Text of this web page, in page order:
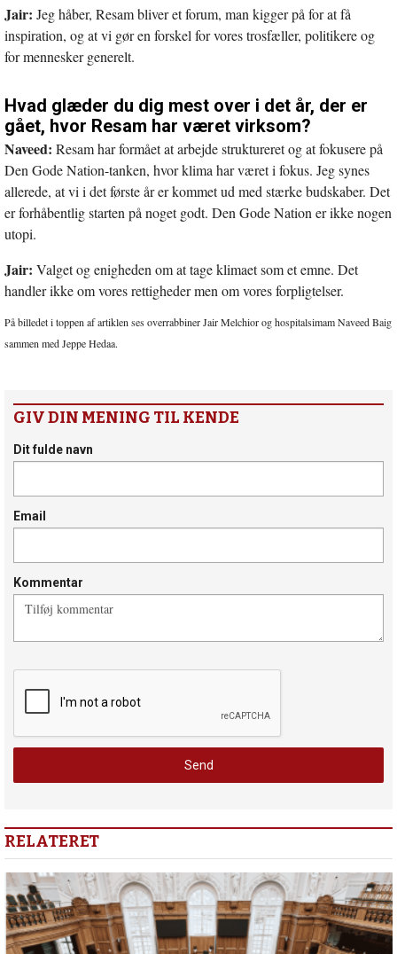
Jair: Jeg håber, Resam bliver et forum, man kigger på for at få
inspiration, og at vi gør en forskel for vores trosfæller, politikere og
for mennesker generelt.
Hvad glæder du dig mest over i det år, der er
gået, hvor Resam har været virksom?
Naveed: Resam har formået at arbejde struktureret og at fokusere på
Den Gode Nation-tanken, hvor klima har været i fokus. Jeg synes
allerede, at vi i det første år er kommet ud med stærke budskaber. Det
er forhåbentlig starten på noget godt. Den Gode Nation er ikke nogen
utopi.
Jair: Valget og enigheden om at tage klimaet som et emne. Det
handler ikke om vores rettigheder men om vores forpligtelser.
På billedet i toppen af artiklen ses overrabbiner Jair Melchior og hospitalsimam Naveed Baig
sammen med Jeppe Hedaa.
GIV DIN MENING TIL KENDE
Dit fulde navn
Email
Kommentar
RELATERET